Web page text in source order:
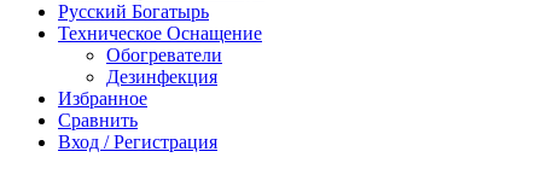
Русский Богатырь
Техническое Оснащение
Обогреватели
Дезинфекция
Избранное
Сравнить
Вход / Регистрация